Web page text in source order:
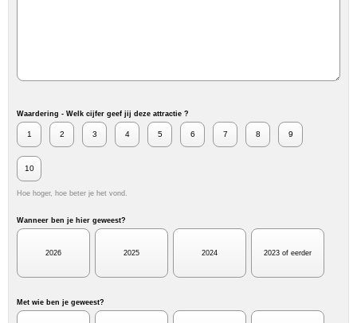
Waardering - Welk cijfer geef jij deze attractie ?
1 2 3 4 5 6 7 8 9
10
Hoe hoger, hoe beter je het vond.
Wanneer ben je hier geweest?
2026 2025 2024 2023 of eerder
Met wie ben je geweest?